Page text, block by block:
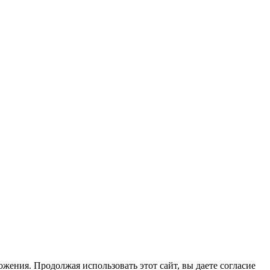
Продолжая использовать этот сайт, вы даете согласие